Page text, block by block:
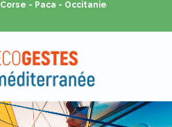
Corse - Paca - Occitanie